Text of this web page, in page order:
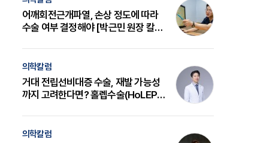
어깨회전근개파열, 손상 정도에 따라
수술 여부 결정해야 [박근민 원장 칼
의학칼럼
거대 전립선비대증 수술, 재발 가능성
까지 고려한다면? 홀렙수술(HoLEP)
의학칼럼